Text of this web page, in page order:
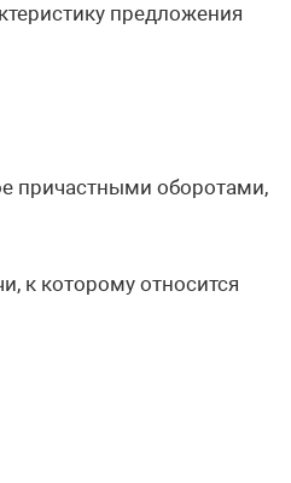
предложения
причастными оборотами,
к которому относится